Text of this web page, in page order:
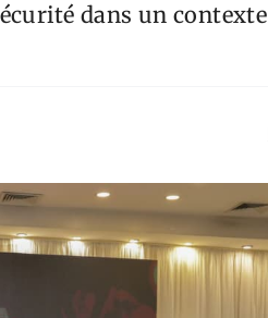
dans un